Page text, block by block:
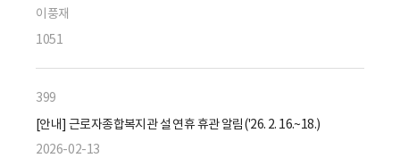
이풍재
1051
399
[안내] 근로자종합복지관 설 연휴 휴관 알림('26. 2. 16.~18.)
2026-02-13